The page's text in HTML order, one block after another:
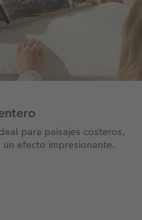
para paisajes costeros,
efecto impresionante.